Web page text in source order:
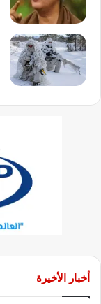
أخبار الأخيرة